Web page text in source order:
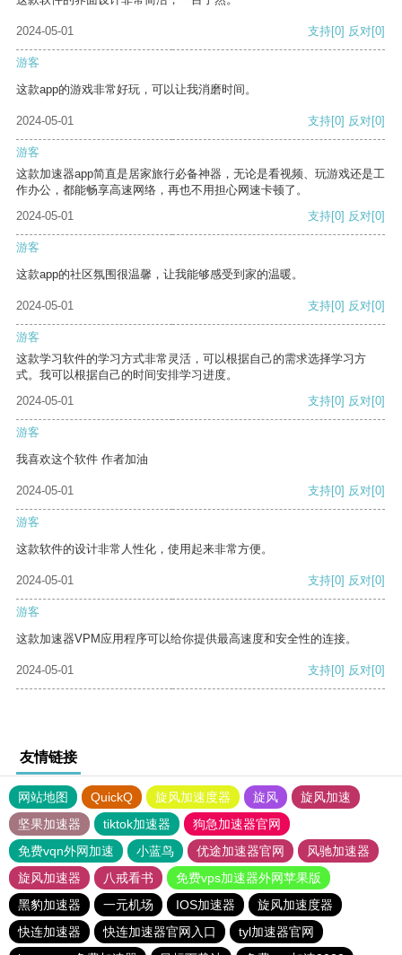
2024-05-01 支持[0] 反对[0]
游客
这款app的游戏非常好玩，可以让我消磨时间。
2024-05-01 支持[0] 反对[0]
游客
这款加速器app简直是居家旅行必备神器，无论是看视频、玩游戏还是工
作办公，都能畅享高速网络，再也不用担心网速卡顿了。
2024-05-01
支持[0] 反对[0]
游客
这款app的社区氛围很温馨，让我能够感受到家的温暖。
2024-05-01 支持[0] 反对[0]
游客
这款学习软件的学习方式非常灵活，可以根据自己的需求选择学习方
式。我可以根据自己的时间安排学习进度。
2024-05-01
支持[0] 反对[0]
游客
我喜欢这个软件 作者加油
2024-05-01 支持[0] 反对[0]
游客
这款软件的设计非常人性化，使用起来非常方便。
2024-05-01 支持[0] 反对[0]
游客
这款加速器VPM应用程序可以给你提供最高速度和安全性的连接。
2024-05-01 支持[0] 反对[0]
友情链接
网站地图 QuickQ 旋风加速度器 旋风
旋风加速
坚果加速器
tiktok加速器
狗急加速器官网
免费vqn外网加速
小蓝鸟 优途加速器官网
风驰加速器
旋风加速器
八戒看书
免费vps加速器外网苹果版
黑豹加速器
一元机场 IOS加速器
旋风加速度器
快连加速器
快连加速器官网入口
tyl加速器官网